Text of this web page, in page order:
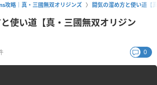
攻略｜真・三國無双オリジンズ 闘気の溜め方と使い道【
使い道【真・三國無双オリジン
0